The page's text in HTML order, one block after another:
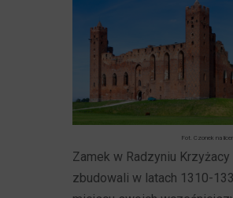
Fot. Czonek na
Zamek w Radzyniu Krzyżacy
zbudowali w latach 1310-